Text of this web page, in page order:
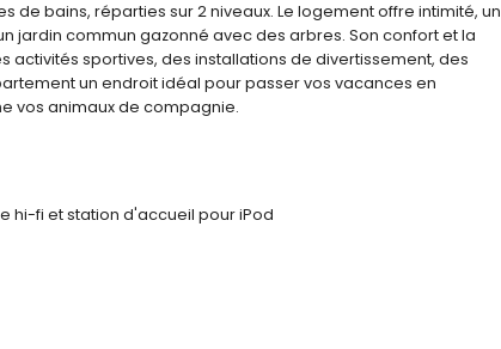
de bains, réparties sur 2 niveaux. Le logement offre intimité, un
jardin commun gazonné avec des arbres. Son confort et la
activités sportives, des installations de divertissement, des
un endroit idéal pour passer vos vacances en
vos animaux de compagnie.
hi-fi et station d'accueil pour iPod